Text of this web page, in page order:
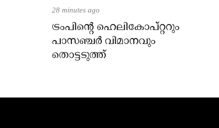
28 minutes ago
ട്രംപിന്റെ ഹെലികോപ്റ്ററും
പാസഞ്ചര്‍ വിമാനവും
തൊട്ടടുത്ത്